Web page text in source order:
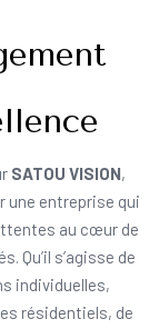
SATOU VISION,
une entreprise qui
au cœur de
Qu’il s’agisse de
individuelles,
résidentiels, de